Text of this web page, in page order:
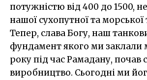
потужністю від 400 до 1500,
нашої сухопутної та морської
Тепер, слава Богу, наш
фундамент якого ми заклали
року під час Рамадану, почав
виробництво. Сьогодні ми